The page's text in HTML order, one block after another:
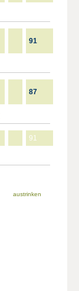
91
87
91
austrinken